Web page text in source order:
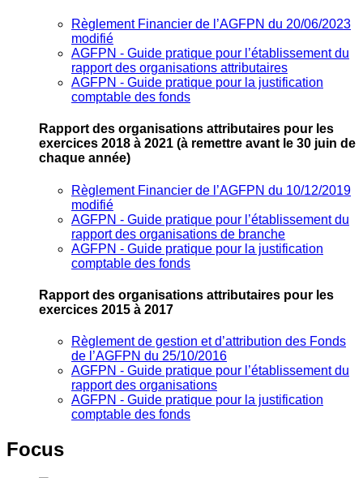
Règlement Financier de l’AGFPN du 20/06/2023
modifié
AGFPN ‐ Guide pratique pour l’établissement du
rapport des organisations attributaires
AGFPN ‐ Guide pratique pour la justification
comptable des fonds
Rapport des organisations attributaires pour les
exercices 2018 à 2021 (à remettre avant le 30 juin de
chaque année)
Règlement Financier de l’AGFPN du 10/12/2019
modifié
AGFPN ‐ Guide pratique pour l’établissement du
rapport des organisations de branche
AGFPN ‐ Guide pratique pour la justification
comptable des fonds
Rapport des organisations attributaires pour les
exercices 2015 à 2017
Règlement de gestion et d’attribution des Fonds
de l’AGFPN du 25/10/2016
AGFPN ‐ Guide pratique pour l’établissement du
rapport des organisations
AGFPN ‐ Guide pratique pour la justification
comptable des fonds
Focus